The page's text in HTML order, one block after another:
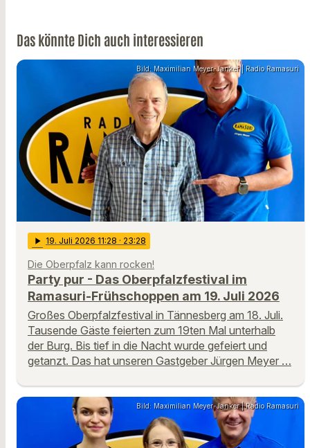
Das könnte Dich auch interessieren
Bild: Maximilian Meyer-Janker | Radio Ramasuri
play_arrow 19. Juli 2026 11:28 · 23:28
Die Oberpfalz kann rocken!
Party pur - Das Oberpfalzfestival im
Ramasuri-Frühschoppen am 19. Juli 2026
Großes Oberpfalzfestival in Tännesberg am 18. Juli.
Tausende Gäste feierten zum 19ten Mal unterhalb
der Burg. Bis tief in die Nacht wurde gefeiert und
getanzt. Das hat unseren Gastgeber Jürgen Meyer …
Bild: Maximilian Meyer-Janker | Radio Ramasuri